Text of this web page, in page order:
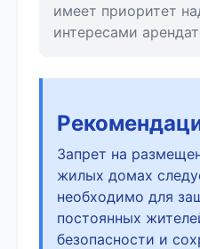
имеет приоритет
интересами
Запрет на
жилых домах
необходимо для
постоянных
безопасности и